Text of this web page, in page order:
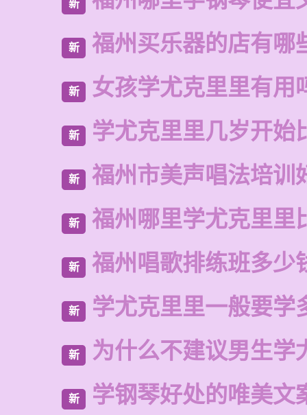
新
新 福州买乐器的店有哪
新 女孩学尤克里里有用
新 学尤克里里几岁开始
新 福州市美声唱法培训
新 福州哪里学尤克里里
新 福州唱歌排练班多少
新 学尤克里里一般要学
新 为什么不建议男生学
新 学钢琴好处的唯美文